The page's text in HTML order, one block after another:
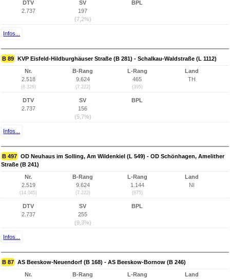
DTV
2.737
SV
197
(7,2%)
BPL
Infos...
B 89 KVP Eisfeld-Hildburghäuser Straße (B 281) - Schalkau-Waldstraße (L 1112)
Nr.
2.518
(8.326)
B-Rang
9.624
(7.222)
L-Rang
465
(395)
Land
TH
DTV
2.737
SV
156
(5,7%)
BPL
Infos...
B 497 OD Neuhaus im Solling, Am Wildenkiel (L 549) - OD Schönhagen, Amelither
Straße (B 241)
Nr.
2.519
(14.045)
B-Rang
9.624
(7.222)
L-Rang
1.144
(875)
Land
NI
DTV
2.737
SV
255
(9,3%)
BPL
Infos...
B 87 AS Beeskow-Neuendorf (B 168) - AS Beeskow-Bornow (B 246)
Nr.
B-Rang
L-Rang
Land